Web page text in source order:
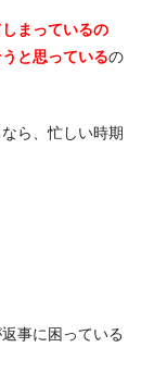
まっているの
と思っているの
ら、忙しい時期
事に困っている